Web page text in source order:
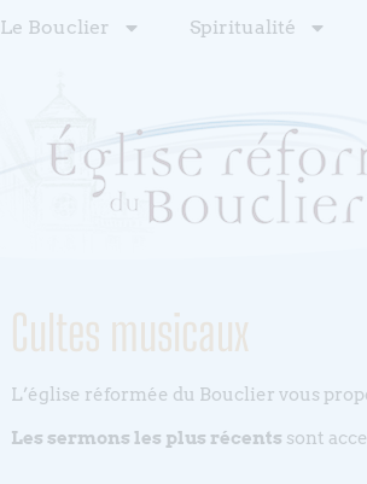
Le Bouclier Spiritualité
Cultes musicaux
L’église réformée du Bouclier vous
Les sermons les plus récents sont